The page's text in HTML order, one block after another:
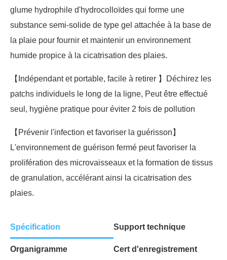
glume hydrophile d'hydrocolloïdes qui forme une
substance semi-solide de type gel attachée à la base de
la plaie pour fournir et maintenir un environnement
humide propice à la cicatrisation des plaies.
【Indépendant et portable, facile à retirer 】Déchirez les
patchs individuels le long de la ligne, Peut être effectué
seul, hygiène pratique pour éviter 2 fois de pollution
【Prévenir l'infection et favoriser la guérisson】
L'environnement de guérison fermé peut favoriser la
prolifération des microvaisseaux et la formation de tissus
de granulation, accélérant ainsi la cicatrisation des
plaies.
Spécification Support technique
Organigramme Cert d'enregistrement